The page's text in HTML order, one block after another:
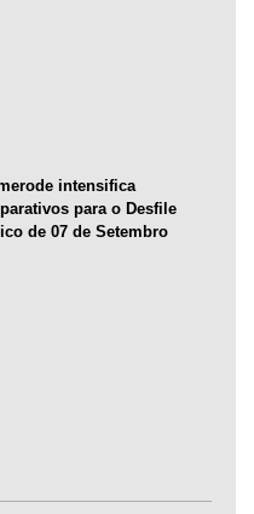
intensifica
para o Desfile
de 07 de Setembro